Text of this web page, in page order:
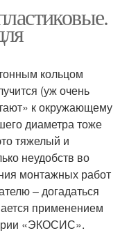
кольцом
(уж очень
к окружающему
диаметра тоже
тяжелый и
неудобств во
монтажных работ
– догадаться
применением
«ЭКОСИС».